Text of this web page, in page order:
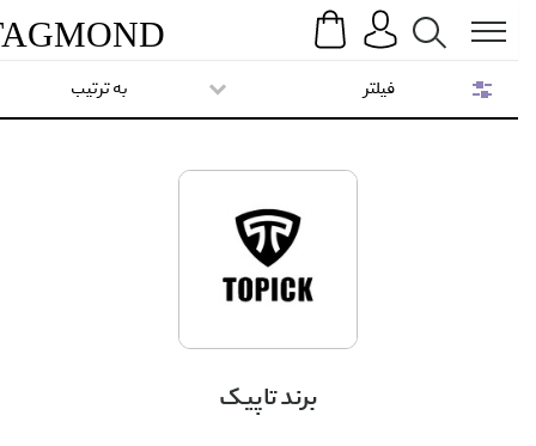
Search
TAGMOND
برند تاپیک
به ترتیب فیلتر